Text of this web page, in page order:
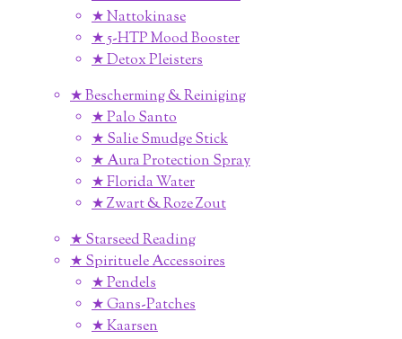
★ Nattokinase
★ 5-HTP Mood Booster
★ Detox Pleisters
★ Bescherming & Reiniging
★ Palo Santo
★ Salie Smudge Stick
★ Aura Protection Spray
★ Florida Water
★ Zwart & Roze Zout
★ Starseed Reading
★ Spirituele Accessoires
★ Pendels
★ Gans-Patches
★ Kaarsen